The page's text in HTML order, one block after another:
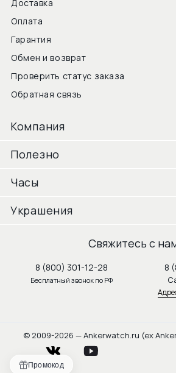
Промокод
Доставка
Оплата
Гарантия
Обмен и возврат
Проверить статус заказа
Обратная связь
Компания
Полезно
Часы
Украшения
Свяжитесь с
8 (800) 301-12-28
Бесплатный звонок по РФ
8
© 2009-2026 — Ankerwatch.ru (ex
vkontakte youtube